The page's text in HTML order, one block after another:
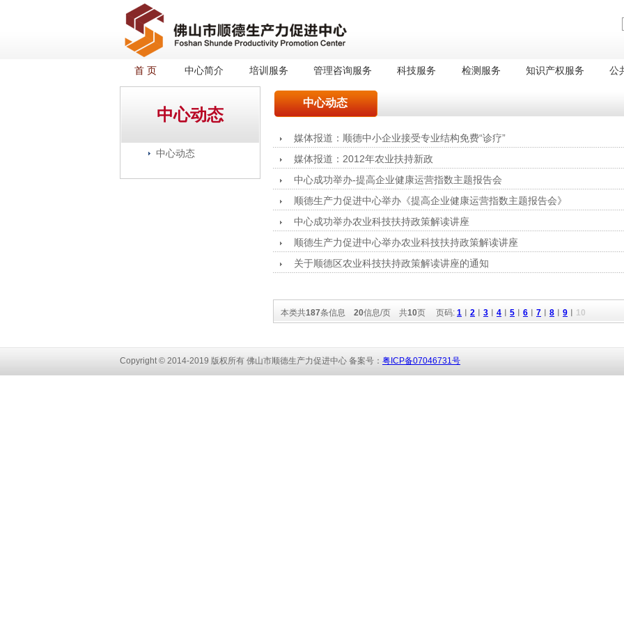
首 页 中心简介 培训服务 管理咨询服务 科技服务 检测服务 知识产权服务 公
中心动态
中心动态
中心动态
媒体报道：顺德中小企业接受专业结构免费“诊疗”
媒体报道：2012年农业扶持新政
中心成功举办-提高企业健康运营指数主题报告会
顺德生产力促进中心举办《提高企业健康运营指数主题报告会》
中心成功举办农业科技扶持政策解读讲座
顺德生产力促进中心举办农业科技扶持政策解读讲座
关于顺德区农业科技扶持政策解读讲座的通知
本类共187条信息 20信息/页 共10页 页码: 1 2 3 4 5 6 7 8 9 10
Copyright © 2014-2019 版权所有 佛山市顺德生产力促进中心 备案号： 粤ICP备07046731号